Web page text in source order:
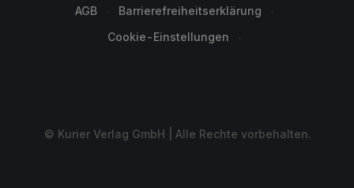
AGB
Barrierefreiheitserklärung
Cookie-Einstellungen
© Kurier Verlag GmbH | Alle Rechte vorbehalten.